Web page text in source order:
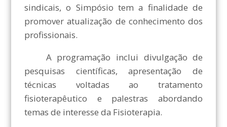
sindicais, o Simpósio tem a finalidade de
promover atualização de conhecimento dos
profissionais.
A programação inclui divulgação de
pesquisas científicas, apresentação de
técnicas voltadas ao tratamento
fisioterapêutico e palestras abordando
temas de interesse da Fisioterapia.